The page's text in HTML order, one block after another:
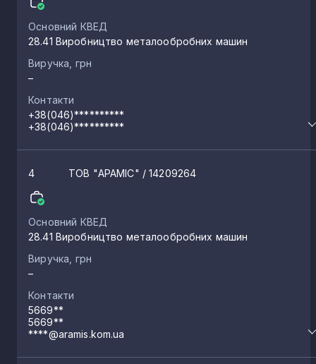
Основний КВЕД
28.41 Виробництво металообробних машин
Виручка, грн
–
Контакти
+38(046)**********
+38(046)**********
4 ТОВ "АРАМІС" / 14209264
Основний КВЕД
28.41 Виробництво металообробних машин
Виручка, грн
–
Контакти
5669**
5669**
****@aramis.kom.ua